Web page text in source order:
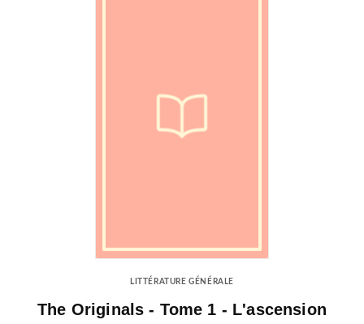
LITTÉRATURE GÉNÉRALE
The Originals - Tome 1 - L'ascension